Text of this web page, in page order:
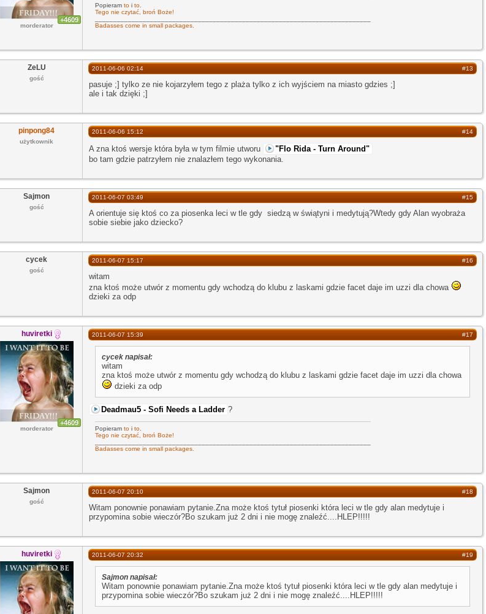
+4609
morderator
Popieram to i to
Tego nie czytać, broń Boże!
Badasses come in small packages.
ZeLU
gość
#13
2011-06-06 02:14
pasuje ;] tylko ze nie kojarzyłem tego z plaża tylko z ich wyjściem na miasto gdzies ;]
ale i tak dzięki ;]
pinpong84
użytkownik
#14
2011-06-06 15:12
A zna ktoś wersje która była w tym filmie utworu
"Flo Rida - Turn Around"
bo tam gdzie patrzyłem nie znalazłem tego wykonania.
Sajmon
gość
#15
2011-06-07 03:49
A orientuje się ktoś co za piosenka leci w tle gdy siedzą w świątyni i medytują?Wtedy gdy Alan wyobraża
sobie siebie jako dziecko?
cycek
gość
#16
2011-06-07 15:17
witam
zna ktoś może utwór z momentu gdy wchodzą do klubu z laskami gdzie facet daje im uzzi dla chowa
dzieki za odp
huviretki
+4609
morderator
#17
2011-06-07 15:39
cycek napisał:
witam
zna ktoś może utwór z momentu gdy wchodzą do klubu z laskami gdzie facet daje im uzzi dla chowa
dzieki za odp
Deadmau5 - Sofi Needs a Ladder ?
Popieram to i to
Tego nie czytać, broń Boże!
Badasses come in small packages.
Sajmon
gość
#18
2011-06-07 20:10
Witam ponownie ponawiam pytanie.Zna może ktoś tytuł piosenki która leci w tle gdy alan medytuje i
przypomina sobie wieczór?Bo szukam już 2 dni i nie mogę znaleźć....HLEP!!!!!
huviretki #19
2011-06-07 20:32
Sajmon napisał:
Witam ponownie ponawiam pytanie.Zna może ktoś tytuł piosenki która leci w tle gdy alan medytuje i
przypomina sobie wieczór?Bo szukam już 2 dni i nie mogę znaleźć....HLEP!!!!!